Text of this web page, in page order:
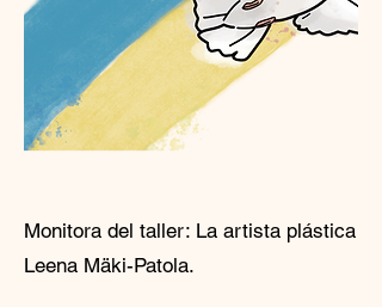
Monitora del taller: La artista plástica
Leena Mäki-Patola.